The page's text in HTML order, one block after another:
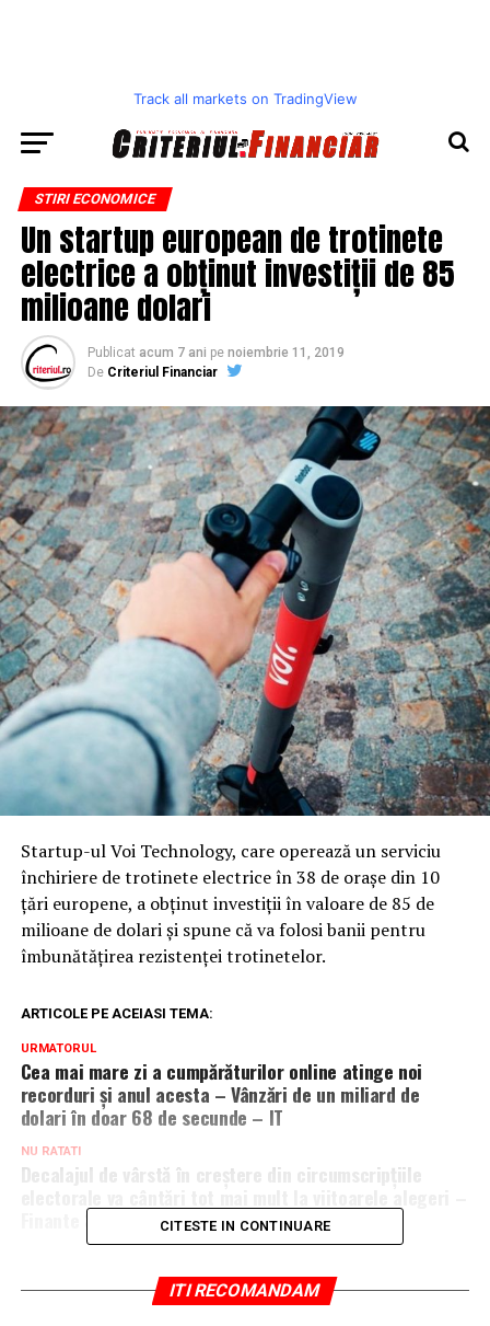
Track all markets on TradingView
STIRI ECONOMICE
Un startup european de trotinete
electrice a obținut investiții de 85
milioane dolari
Publicat acum 7 ani pe noiembrie 11, 2019
De Criteriul Financiar
Startup-ul Voi Technology, care operează un serviciu
închiriere de trotinete electrice în 38 de orașe din 10
țări europene, a obținut investiții în valoare de 85 de
milioane de dolari și spune că va folosi banii pentru
îmbunătăţirea rezistenţei trotinetelor.
ARTICOLE PE ACEIASI TEMA:
URMATORUL
Cea mai mare zi a cumpărăturilor online atinge noi
recorduri și anul acesta – Vânzări de un miliard de
dolari în doar 68 de secunde – IT
NU RATATI
Decalajul de vârstă în creștere din circumscripțiile
Finante & Banci
CITESTE IN CONTINUARE
ITI RECOMANDAM